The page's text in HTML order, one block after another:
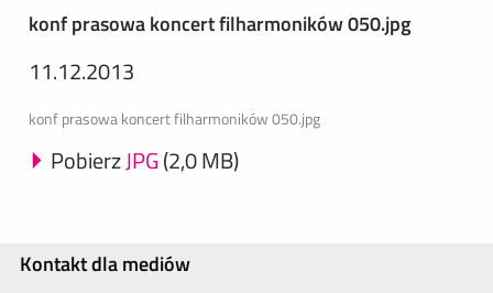
konf prasowa koncert filharmoników 050.jpg
11.12.2013
konf prasowa koncert filharmoników 050.jpg
PobierzJPG(2,0 MB)
Kontakt dla mediów